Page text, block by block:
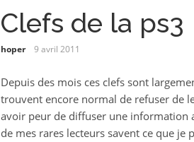
Clefs de la ps3
hoper 9 avril 2011
Depuis des mois ces clefs sont
trouvent encore normal de refuser de
avoir peur de diffuser une information
de mes rares lecteurs savent ce que je